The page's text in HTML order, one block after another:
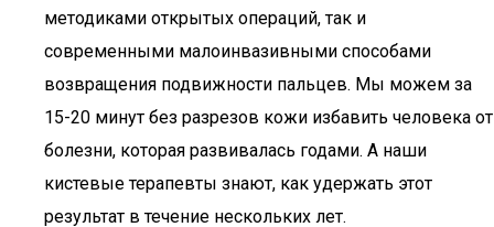
методиками открытых операций, так и
современными малоинвазивными способами
возвращения подвижности пальцев. Мы можем за
15-20 минут без разрезов кожи избавить человека от
болезни, которая развивалась годами. А наши
кистевые терапевты знают, как удержать этот
результат в течение нескольких лет.